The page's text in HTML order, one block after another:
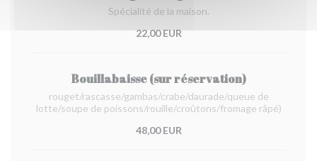
Spécialité de la maison.
22,00 EUR
Bouillabaisse (sur réservation)
rouget/rascasse/gambas/crabe/daurade/queue de
lotte/soupe de poissons/rouille/croûtons/fromage râpé)
48,00 EUR